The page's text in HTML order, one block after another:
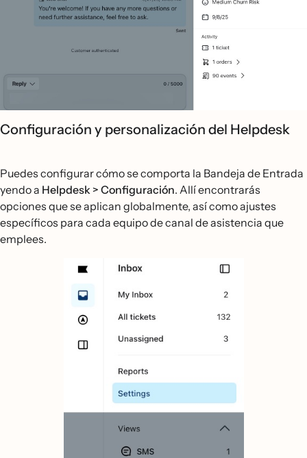
Configuración y personalización del Helpdesk
Puedes configurar cómo se comporta la Bandeja de Entrada
yendo a Helpdesk > Configuración. Allí encontrarás
opciones que se aplican globalmente, así como ajustes
específicos para cada equipo de canal de asistencia que
emplees.